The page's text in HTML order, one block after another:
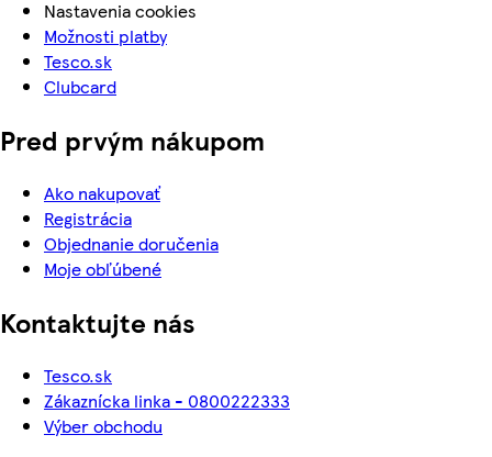
Nastavenia cookies
Možnosti platby
Tesco.sk
Clubcard
Pred prvým nákupom
Ako nakupovať
Registrácia
Objednanie doručenia
Moje obľúbené
Kontaktujte nás
Tesco.sk
Zákaznícka linka - 0800222333
Výber obchodu